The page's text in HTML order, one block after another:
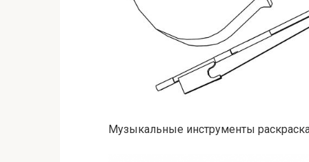
Музыкальные инструменты